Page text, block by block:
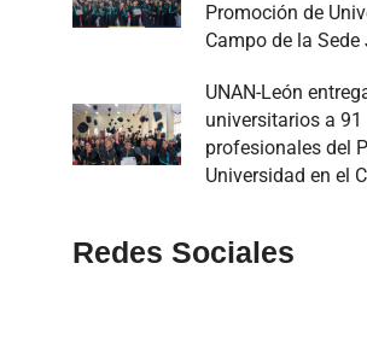
Promoción de
Campo de la
UNAN-León
universitarios a 91
profesionales del
Universidad en el
Redes Sociales